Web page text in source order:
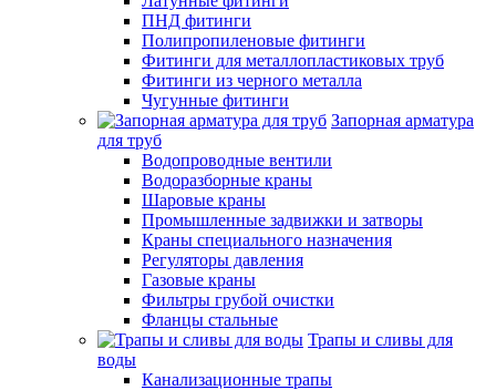
ПНД фитинги
Полипропиленовые фитинги
Фитинги для металлопластиковых труб
Фитинги из черного металла
Чугунные фитинги
Запорная арматура
для труб
Водопроводные вентили
Водоразборные краны
Шаровые краны
Промышленные задвижки и затворы
Краны специального назначения
Регуляторы давления
Газовые краны
Фильтры грубой очистки
Фланцы стальные
Трапы и сливы для
воды
Канализационные трапы